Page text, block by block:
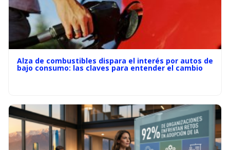
Alza de combustibles dispara el interés por autos de
bajo consumo: las claves para entender el cambio